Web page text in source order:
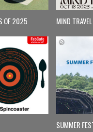
OF 2025 MIND TRAVEL
SUMMER